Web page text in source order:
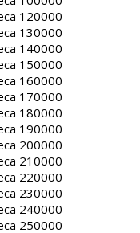
120000
130000
140000
150000
160000
170000
180000
190000
200000
210000
220000
230000
240000
250000